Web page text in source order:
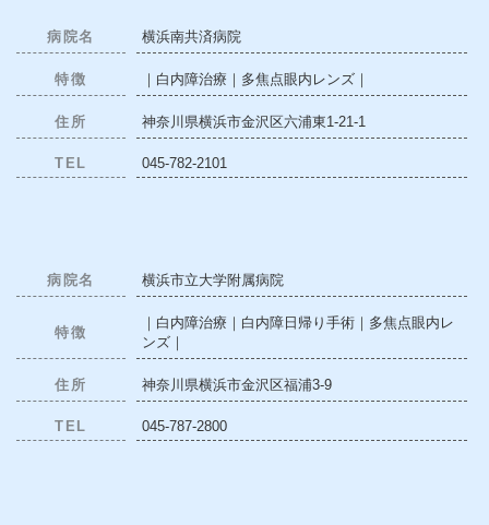
病院名 横浜南共済病院
特徴 ｜白内障治療｜多焦点眼内レンズ｜
住所 神奈川県横浜市金沢区六浦東1-21-1
TEL 045-782-2101
病院名 横浜市立大学附属病院
特徴
｜白内障治療｜白内障日帰り手術｜多焦点眼内レ
ンズ｜
住所 神奈川県横浜市金沢区福浦3-9
TEL 045-787-2800